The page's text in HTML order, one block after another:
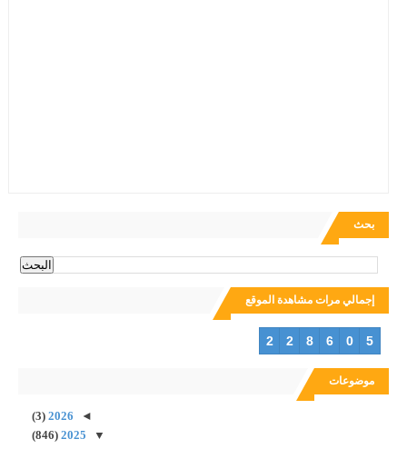
بحث
إجمالي مرات مشاهدة الموقع
2 2 8 6 0 5
موضوعات
◄
2026
(3)
▼
2025
(846)